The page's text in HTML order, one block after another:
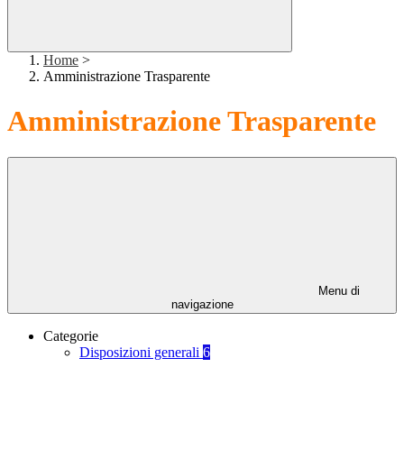
Home >
Amministrazione Trasparente
Amministrazione Trasparente
Menu di
navigazione
Categorie
Disposizioni generali 6